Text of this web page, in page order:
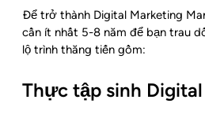
Để trở thành Digital Marketing
cần ít nhất 5-8 năm để bạn trau
lộ trình thăng tiến gồm:
Thực tập sinh